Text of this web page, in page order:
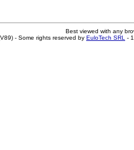
Best viewed with any
- Some rights reserved by EuloTech SRL -